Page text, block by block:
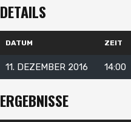
DETAILS
DATUM ZEIT
11. DEZEMBER 2016 14:00
ERGEBNISSE